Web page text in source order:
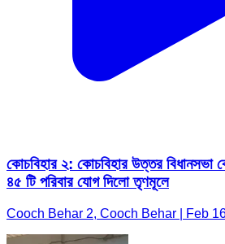
কোচবিহার ২: কোচবিহার উত্তর বিধানসভা
৪৫ টি পরিবার যোগ দিলো তৃণমূলে
Cooch Behar 2, Cooch Behar | Feb